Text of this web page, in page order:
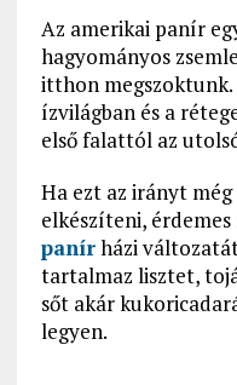
Az amerikai panír
hagyományos
itthon
ízvilágban és a
első falattól az
Ha ezt az irányt
elkészíteni, érdemes
panírházi
tartalmaz lisztet,
sőt akár
legyen.